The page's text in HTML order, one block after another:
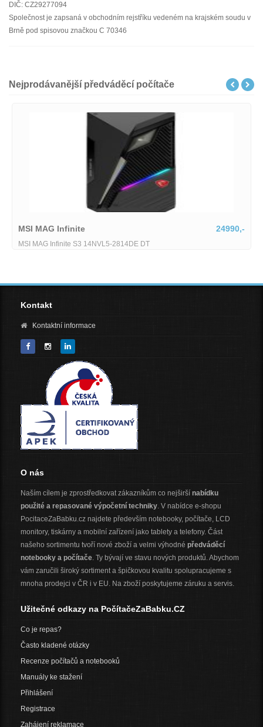
DIČ: CZ29277094
Společnost je zapsaná v obchodním rejstříku vedeném na krajském soudu v
Brně pod spisovou značkou C 70346
Nejprodávanější předváděcí počítače
MSI MAG Infinite 24990,-
MSI MAG Infinite S3 14NVL5-2814DE DT
Kontakt
Kontaktní informace
O nás
Naším cílem je zprostředkovat zákazníkům co nejširší nabídku
použité a repasované výpočetní techniky. V nabídce e-shopu
PocitaceZaBabku.cz najdete především notebooky, počítače, LCD
monitory, tiskárny a mobilní zařízení jako tablety a telefony. Část
našeho sortimentu tvoří nové zboží a velmi výhodné předváděcí
notebooky a počítače. Ty bývají ve stavu nových produktů. Abychom
vám zaručili široký sortiment a špičkovou kvalitu spolupracujeme s
mnoha prodejci v ČR i v EU. Na zboží poskytujeme záruku a servis.
Užitečné odkazy na PočítačeZaBabku.CZ
Co je repas?
Často kladené otázky
Recenze počítačů a notebooků
Manuály ke stažení
Přihlášení
Registrace
Zahájení reklamace